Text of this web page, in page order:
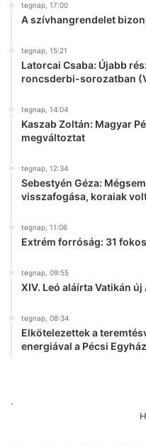
tegnap, 17:00
A szívhangrendelet
tegnap, 15:21
Latorcai Csaba: Újabb
roncsderbi-sorozatban
tegnap, 14:04
Kaszab Zoltán: Magyar
megváltoztat
tegnap, 12:34
Sebestyén Géza:
visszafogása, koraiak
tegnap, 11:06
Extrém forróság: 31
tegnap, 09:55
XIV. Leó aláírta Vatikán
tegnap, 08:34
Elkötelezettek a
energiával a Pécsi
.